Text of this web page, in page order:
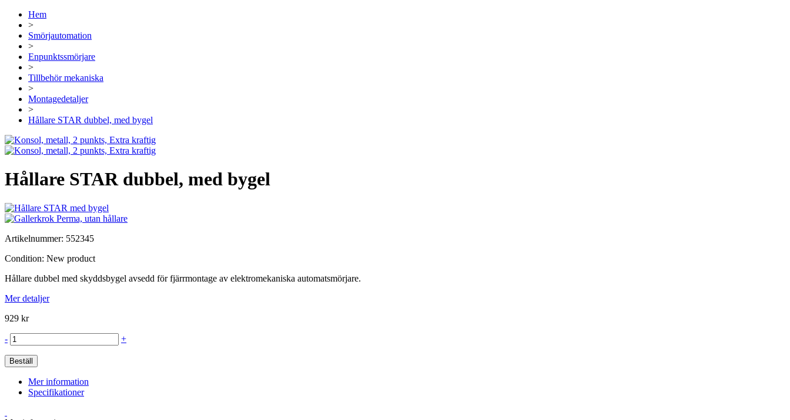
Hem
>
Smörjautomation
>
Enpunktssmörjare
>
Tillbehör mekaniska
>
Montagedetaljer
>
Hållare STAR dubbel, med bygel
Hållare STAR dubbel, med bygel
Artikelnummer: 552345
Condition: New product
Hållare dubbel med skyddsbygel avsedd för fjärrmontage av elektromekaniska automatsmörjare.
Mer detaljer
929 kr
- +
Beställ
Mer information
Specifikationer